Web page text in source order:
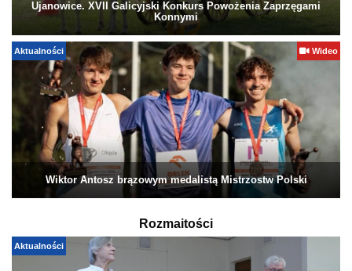
Ujanowice. XVII Galicyjski Konkurs Powożenia Zaprzęgami
Konnymi
Aktualności Wideo
Wiktor Antosz brązowym medalistą Mistrzostw Polski
Rozmaitości
Aktualności